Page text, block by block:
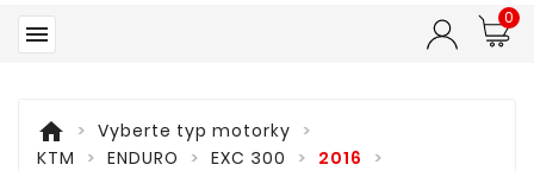

0
home
Vyberte typ motorky
KTM
ENDURO EXC 300 2016